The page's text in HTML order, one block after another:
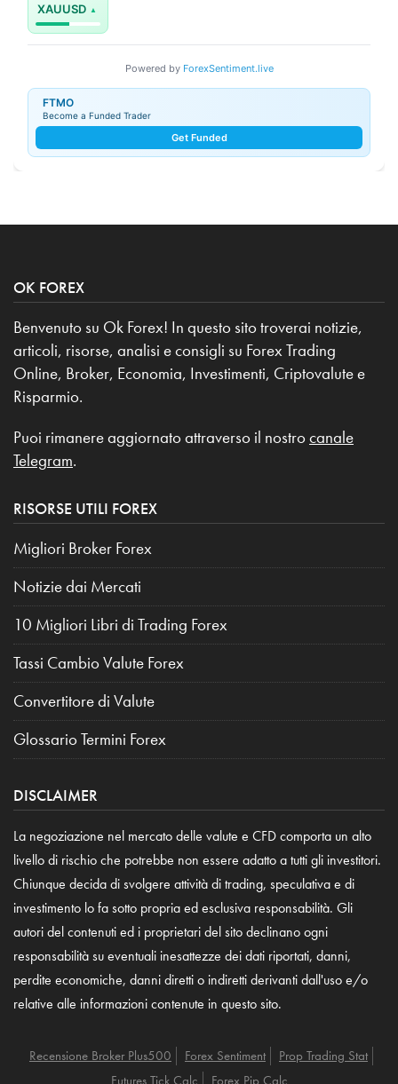
XAUUSD
Powered by ForexSentiment.live
FTMO
Become a Funded Trader
Get Funded
OK FOREX
Benvenuto su Ok Forex! In questo sito troverai notizie,
articoli, risorse, analisi e consigli su Forex Trading
Online, Broker, Economia, Investimenti, Criptovalute e
Risparmio.
Puoi rimanere aggiornato attraverso il nostro canale
Telegram.
RISORSE UTILI FOREX
Migliori Broker Forex
Notizie dai Mercati
10 Migliori Libri di Trading Forex
Tassi Cambio Valute Forex
Convertitore di Valute
Glossario Termini Forex
DISCLAIMER
La negoziazione nel mercato delle valute e CFD comporta un alto
livello di rischio che potrebbe non essere adatto a tutti gli investitori.
Chiunque decida di svolgere attività di trading, speculativa e di
investimento lo fa sotto propria ed esclusiva responsabilità. Gli
autori del contenuti ed i proprietari del sito declinano ogni
responsabilità su eventuali inesattezze dei dati riportati, danni,
perdite economiche, danni diretti o indiretti derivanti dall'uso e/o
relative alle informazioni contenute in questo sito.
Recensione Broker Plus500 Forex Sentiment
Prop Trading Stat
Futures Tick Calc
Forex Pip Calc